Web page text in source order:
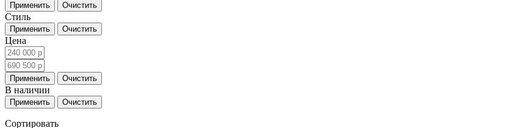
Стиль
Цена
В наличии
Сортировать